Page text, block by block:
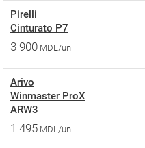
Pirelli
Cinturato P7
3 900 MDL/un
Arivo
Winmaster ProX
ARW3
1 495 MDL/un